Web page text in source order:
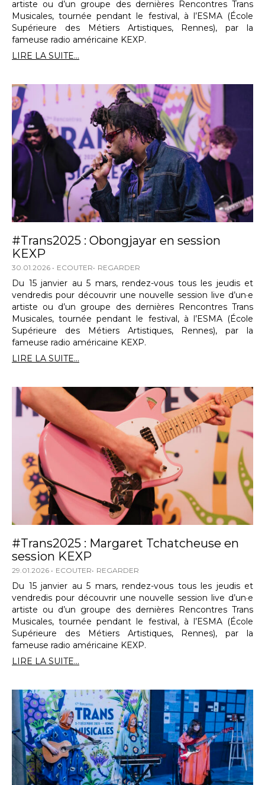
artiste ou d’un groupe des dernières Rencontres Trans
Musicales, tournée pendant le festival, à l’ESMA (École
Supérieure des Métiers Artistiques, Rennes), par la
fameuse radio américaine KEXP.
LIRE LA SUITE...
#Trans2025 : Obongjayar en session
KEXP
30.01.2026 ECOUTER REGARDER
Du 15 janvier au 5 mars, rendez-vous tous les jeudis et
vendredis pour découvrir une nouvelle session live d’un·e
artiste ou d’un groupe des dernières Rencontres Trans
Musicales, tournée pendant le festival, à l’ESMA (École
Supérieure des Métiers Artistiques, Rennes), par la
fameuse radio américaine KEXP.
LIRE LA SUITE...
#Trans2025 : Margaret Tchatcheuse en
session KEXP
29.01.2026 ECOUTER REGARDER
Du 15 janvier au 5 mars, rendez-vous tous les jeudis et
vendredis pour découvrir une nouvelle session live d’un·e
artiste ou d’un groupe des dernières Rencontres Trans
Musicales, tournée pendant le festival, à l’ESMA (École
Supérieure des Métiers Artistiques, Rennes), par la
fameuse radio américaine KEXP.
LIRE LA SUITE...